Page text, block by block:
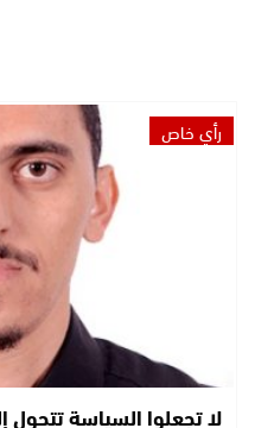
رأي خاص
لا تجعلوا السياسة تتحول